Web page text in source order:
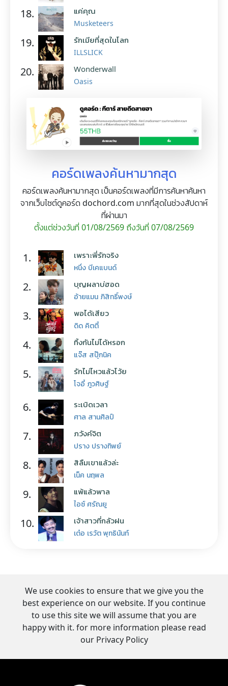
18. แค่คุณ
Musketeers
19. รักเมียที่สุดในโลก
ILLSLICK
20. Wonderwall
Oasis
คอร์ดเพลงค้นหามากสุด
คอร์ดเพลงค้นหามากสุด เป็นคอร์ดเพลงที่มีการค้นหาค้นหา
จากเว็บไซต์ดูคอร์ด dochord.com มากที่สุดในช่วงสัปดาห์
ที่ผ่านมา
ตั้งแต่ช่วงวันที่ 01/08/2569 ถึงวันที่ 07/08/2569
1. เพราะพี่รักจริง
หนึ่ง บีเคแบนด์
2. บุญผลาบ่ฮอด
อ้ายแมน ภิสิทธิ์พงษ์
3. พอได้เสียว
ดิด คิตตี้
4. ทิ้งกันไม่ได้หรอก
แจ๊ส สปุ๊กนิค
5. รักไม่ไหวแล้วโว้ย
โจอี้ ภูวศิษฐ์
6. ระเบิดเวลา
ศาล สานศิลป์
7. ภวังค์จิต
ปราง ปรางทิพย์
8. สิลืมเขาแล้วล่ะ
เน็ค นฤพล
9. แพ้แล้วพาล
ไอซ์ ศรัณยู
10. เจ้าสาวที่กลัวฝน
เต๋อ เรวัต พุทธินันท์
We use cookies to ensure that we give you the
best experience on our website. If you continue
to use this site we will assume that you are
happy with it. for more information please read
our Privacy Policy